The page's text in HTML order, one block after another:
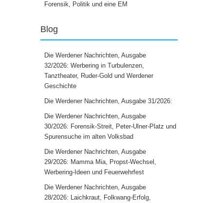
Forensik, Politik und eine EM
Blog
Die Werdener Nachrichten, Ausgabe
32/2026: Werbering in Turbulenzen,
Tanztheater, Ruder-Gold und Werdener
Geschichte
Die Werdener Nachrichten, Ausgabe 31/2026:
Die Werdener Nachrichten, Ausgabe
30/2026: Forensik-Streit, Peter-Ulner-Platz und
Spurensuche im alten Volksbad
Die Werdener Nachrichten, Ausgabe
29/2026: Mamma Mia, Propst-Wechsel,
Werbering-Ideen und Feuerwehrfest
Die Werdener Nachrichten, Ausgabe
28/2026: Laichkraut, Folkwang-Erfolg,